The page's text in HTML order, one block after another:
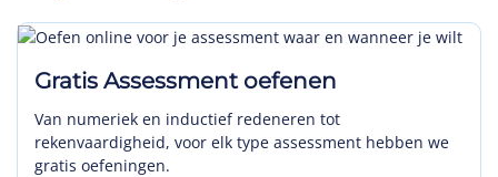
Gratis Assessment oefenen
Van numeriek en inductief redeneren tot
rekenvaardigheid, voor elk type assessment hebben we
gratis oefeningen.